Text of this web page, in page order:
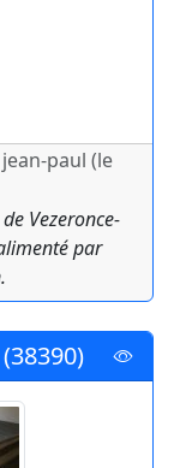
paul (le
Vezeronce-
par